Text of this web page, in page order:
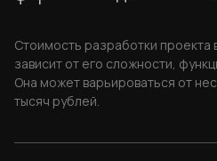
Стоимость разработки
зависит от его сложности,
Она может варьироваться от
тысяч рублей.